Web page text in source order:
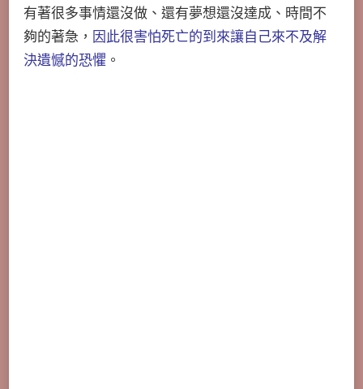
有著很多事情還沒做、還有夢想還沒達成、時間不
夠的著急， 因此很害怕死亡的到來讓自己來不及解
決遺憾的恐懼 。